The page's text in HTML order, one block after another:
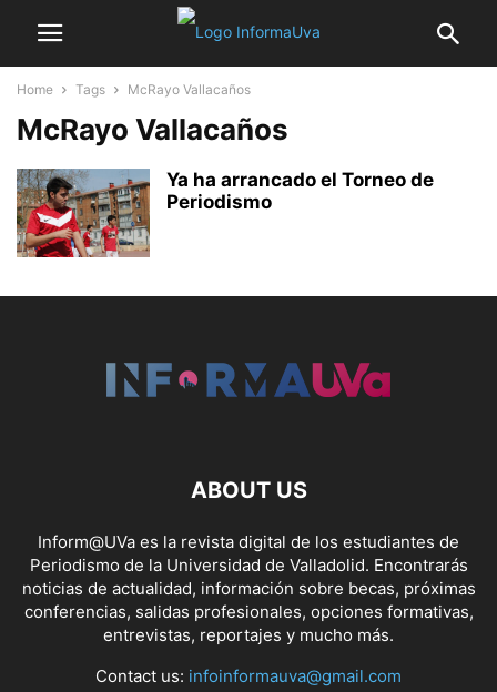
Home Tags McRayo Vallacaños
McRayo Vallacaños
Ya ha arrancado el Torneo de
Periodismo
ABOUT US
Inform@UVa es la revista digital de los estudiantes de
Periodismo de la Universidad de Valladolid. Encontrarás
noticias de actualidad, información sobre becas, próximas
conferencias, salidas profesionales, opciones formativas,
entrevistas, reportajes y mucho más.
Contact us: infoinformauva@gmail.com